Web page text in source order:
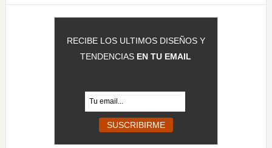
RECIBE LOS ULTIMOS DISEÑOS Y
TENDENCIAS EN TU EMAIL